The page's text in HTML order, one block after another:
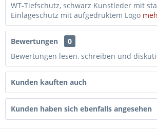
WT-Tiefschutz, schwarz Kunstleder mit
Einlageschutz mit aufgedruktem Logo
Bewertungen
0
Bewertungen lesen, schreiben und
Kunden kauften auch
Kunden haben sich ebenfalls angesehen